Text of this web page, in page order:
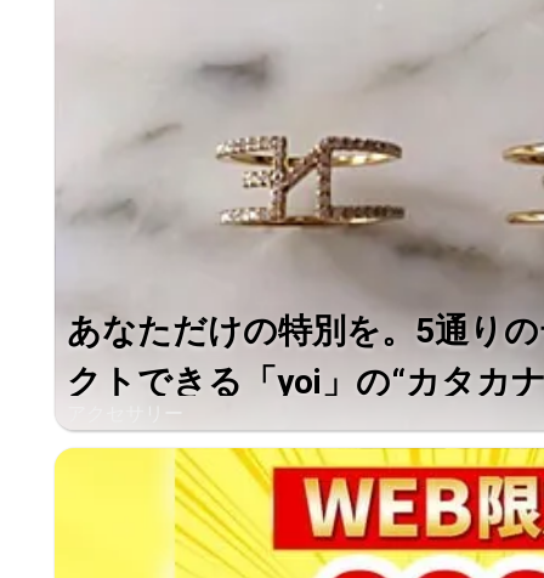
あなただけの特別を。5通り
クトできる「yoi」の“カタカ